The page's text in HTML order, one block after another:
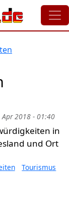
2018 - 01:40
in
und Ort
Tourismus